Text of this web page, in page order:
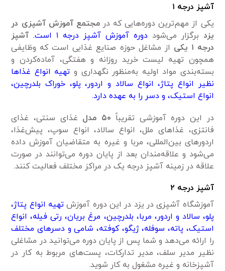
آشپز درجه ۱
یکی از مهم‌ترین دوره‌هایی که درمجتمع آموزش آشپزی در
یزد برگزار می‌شوددوره آموزش آشپز درجه ۱ است.
آشپز
درجه ۱ یکی
از مشاغل حوزه صنایع غذایی است که وظایفی
همچون تهیه لیست خرید روزانه و هفتگی، آماده‌کردن و
بسته‌بندی مواد اولیه به‌منظور نگهداری و تهیه انواع غذا‌ها
نظیر انواع پتاژ، انواع سالاد و اردور، پلو، خوراک بلدرچین،
انواع استیک، و دسر را به عهده دارد.
در این دوره آموزشی تقریباً ۵۰ مدل غذای سنتی، غذای
فانتزی، غذا‌های ملل، انواع سالاد، انواع سوپ، پیش‌غذا،
اردور‌های بین‌المللی، مربا و غیره به متقاضیان آموزش داده
می‌شود و علاقه‌مندان بعد از پایان دوره می‌توانند در صورت
علاقه در زمینه آشپز درجه یک در مراکز مختلف فعالیت کنند.
آشپز درجه ۲
آموزشگاه آشپزی در یزد در این دوره آموزشتهیه انواع پتاژ،
پلو، سالاد و اردور، مربا، بلدرچین، مرغ بریان، رتی فیله، انواع
استیک، پاته، سوفله، ژیگو، کوفته، شامی‌ و دسر‌های مختلف
را ارائه می‌دهد و شما پس از پایان دوره می‌توانید در مشاغلی
نظیر مدیر سلف، مدیر تدارکات، پست‌های مربوط به کار در
آشپزخانه و غیره مشغول به کار شوید.